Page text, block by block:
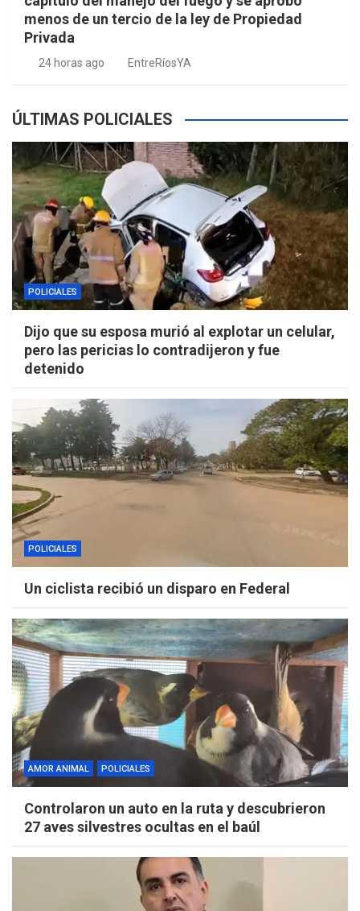
menos de un tercio de la ley de Propiedad
Privada
24 horas ago EntreRíosYA
ÚLTIMAS POLICIALES
POLICIALES
Dijo que su esposa murió al explotar un celular,
pero las pericias lo contradijeron y fue
detenido
POLICIALES
Un ciclista recibió un disparo en Federal
AMOR ANIMAL POLICIALES
Controlaron un auto en la ruta y descubrieron
27 aves silvestres ocultas en el baúl